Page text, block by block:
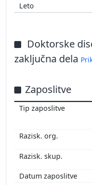
Doktorske
zaključna dela
Zaposlitve